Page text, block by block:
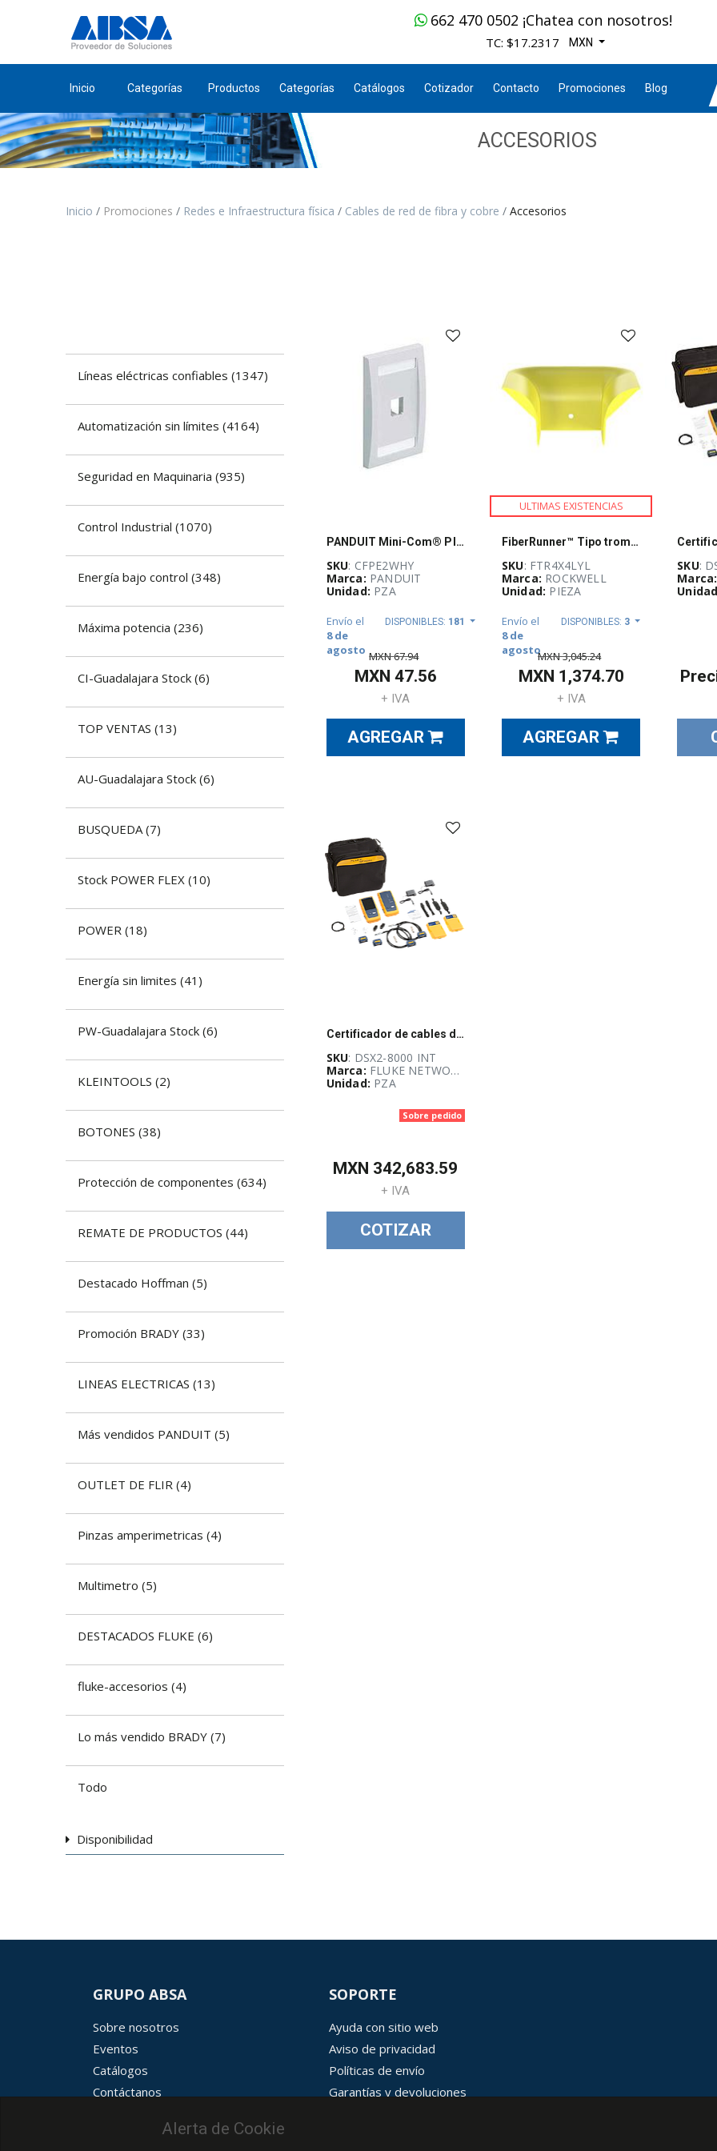
662 470 0502 ¡Chatea con nosotros!
TC: $17.2317 MXN
Inicio Categorías Productos Categorías Catálogos Cotizador Contacto Promociones Blog
ACCESORIOS
Inicio Promociones Redes e Infraestructura física Cables de red de fibra y cobre Accesorios
​Líneas eléctricas confiables (1347)
Automatización sin límites (4164)
​Seguridad en Maquinaria (935)
​Control Industrial (1070)
Energía bajo control (348)
Máxima potencia (236)
CI-Guadalajara Stock (6)
TOP VENTAS (13)
AU-Guadalajara Stock (6)
BUSQUEDA (7)
Stock POWER FLEX (10)
POWER (18)
Energía sin limites (41)
PW-Guadalajara Stock (6)
KLEINTOOLS (2)
BOTONES (38)
​Protección de componentes (634)
REMATE DE PRODUCTOS (44)
Destacado Hoffman (5)
Promoción BRADY (33)
LINEAS ELECTRICAS (13)
Más vendidos PANDUIT (5)
OUTLET DE FLIR (4)
Pinzas amperimetricas (4)
Multimetro (5)
DESTACADOS FLUKE (6)
fluke-accesorios (4)
Lo más vendido BRADY (7)
Todo
Disponibilidad
PANDUIT Mini-Com® Placa Frontal Vertical, 2 Salidas - CFPE2WHY
SKU: CFPE2WHY
Marca: PANDUIT
Unidad: PZA
Envío el
8 de
agosto
DISPONIBLES: 181
MXN67.94
MXN 47.56
+ IVA
AGREGAR
ULTIMAS EXISTENCIAS
FiberRunner™ Tipo trompeta
SKU: FTR4X4LYL
Marca: ROCKWELL
Unidad: PIEZA
Envío el
8 de
agosto
DISPONIBLES: 3
MXN3,045.24
MXN 1,374.70
+ IVA
AGREGAR
SKU:
Marca:
Certificador de cables de cobre Fluke, Serie DSX, CableAnalyzer, 2GHz, Cat 5e/6/6A/8 - DSX2-8000 INT
SKU: DSX2-8000 INT
Marca: FLUKE NETWORKS
Unidad: PZA
Sobre pedido
MXN 342,683.59
+ IVA
COTIZAR
Alerta de Cookie
GRUPO ABSA
Sobre nosotros
Eventos
Catálogos
Contáctanos
SOPORTE
Ayuda con sitio web
Aviso de privacidad
Políticas de envío
Garantías y devoluciones